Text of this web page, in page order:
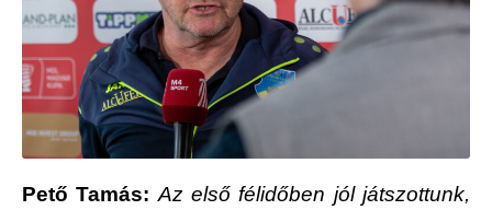
Pető Tamás: Az első félidőben jól játszottunk,